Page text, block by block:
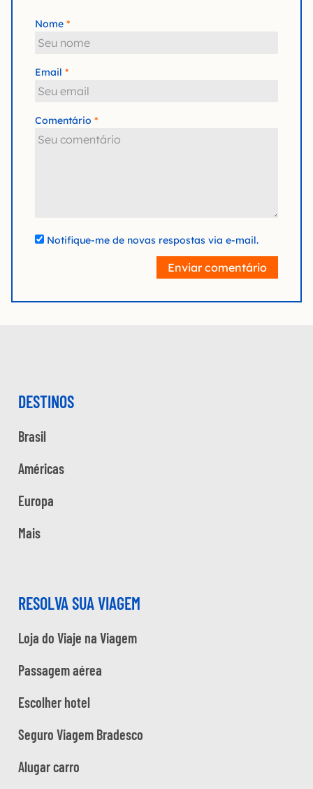
Nome
Email
Comentário
Notifique-me de novas respostas via e-mail.
Enviar comentário
DESTINOS
Brasil
Américas
Europa
Mais
RESOLVA SUA VIAGEM
Loja do Viaje na Viagem
Passagem aérea
Escolher hotel
Seguro Viagem Bradesco
Alugar carro